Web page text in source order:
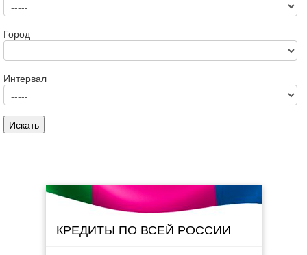
Город
Интервал
КРЕДИТЫ ПО ВСЕЙ РОССИИ